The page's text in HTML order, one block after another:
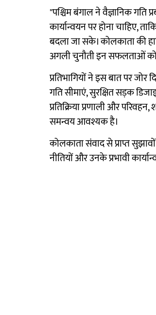
"पश्चिम बंगाल ने वैज्ञानिक
कार्यान्वयन पर होना चाहिए,
बदला जा सके। कोलकाता की
अगली चुनौती इन सफलताओं को
प्रतिभागियों ने इस बात पर
गति सीमाएं, सुरक्षित सड़क
प्रतिक्रिया प्रणाली और
समन्वय आवश्यक है।
कोलकाता संवाद से प्राप्त
नीतियों और उनके प्रभावी